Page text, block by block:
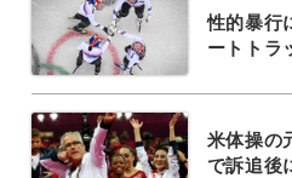
性的暴行
ートトラ
米体操の
で訴追後